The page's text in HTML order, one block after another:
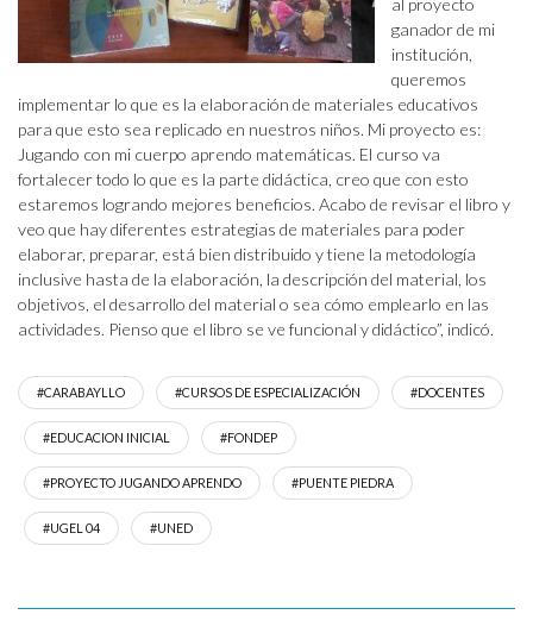
al proyecto
ganador de mi
institución,
queremos
implementar lo que es la elaboración de materiales educativos
para que esto sea replicado en nuestros niños. Mi proyecto es:
Jugando con mi cuerpo aprendo matemáticas. El curso va
fortalecer todo lo que es la parte didáctica, creo que con esto
estaremos logrando mejores beneficios. Acabo de revisar el libro y
veo que hay diferentes estrategias de materiales para poder
elaborar, preparar, está bien distribuido y tiene la metodología
inclusive hasta de la elaboración, la descripción del material, los
objetivos, el desarrollo del material o sea cómo emplearlo en las
actividades. Pienso que el libro se ve funcional y didáctico”, indicó.
#CARABAYLLO #CURSOS DE ESPECIALIZACIÓN #DOCENTES
#EDUCACION INICIAL #FONDEP
#PROYECTO JUGANDO APRENDO #PUENTE PIEDRA
#UGEL 04 #UNED